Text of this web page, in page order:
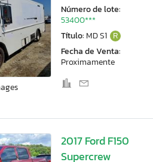
Número de lote:
53400***
Título: MD S1 R
Fecha de Venta:
Proximamente
2017 Ford F150
Supercrew